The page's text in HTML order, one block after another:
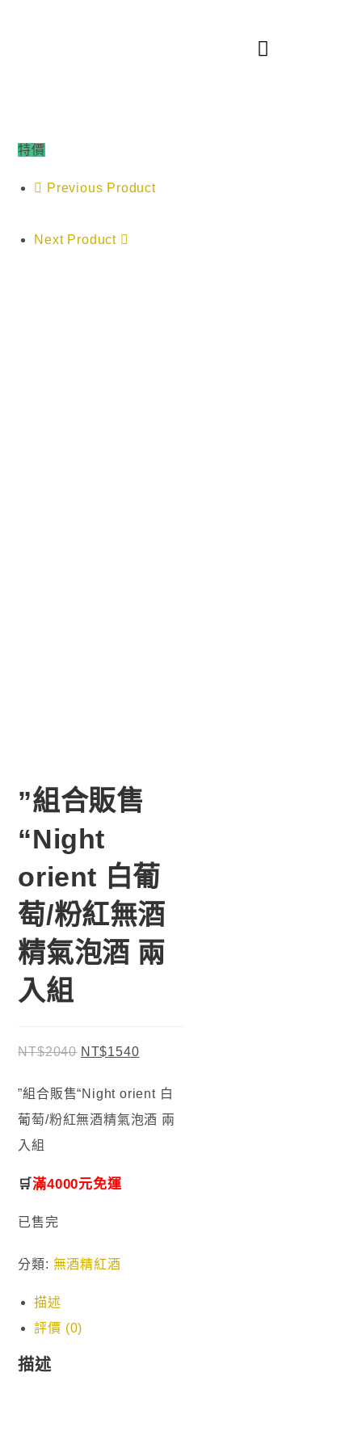
特價
Previous Product
Next Product
”組合販售
“Night
orient 白葡
萄/粉紅無酒
精氣泡酒 兩
入組
NT$2040 NT$1540
”組合販售“Night orient 白
葡萄/粉紅無酒精氣泡酒 兩
入組
🛒滿4000元免運
已售完
分類: 無酒精紅酒
描述
評價 (0)
描述